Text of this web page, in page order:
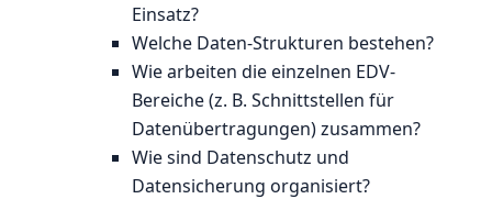
Einsatz?
Welche Daten-Strukturen bestehen?
Wie arbeiten die einzelnen EDV-
Bereiche (z. B. Schnittstellen für
Datenübertragungen) zusammen?
Wie sind Datenschutz und
Datensicherung organisiert?